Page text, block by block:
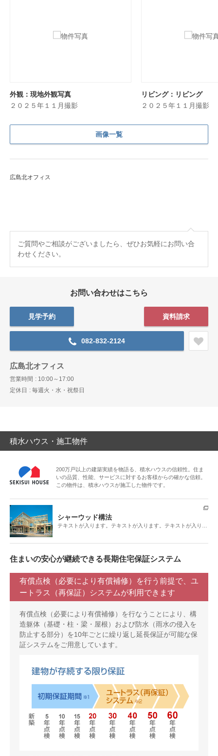
外観：現地外観写真
２０２５年１１月撮影
リビング：リビング
２０２５年１１月撮影
画像一覧
広島北オフィス
ご質問やご相談がございましたら、ぜひお気軽にお問い合
わせください。
お問い合わせはこちら
見学予約 資料請求
082-832-2124
広島北オフィス
営業時間
10:00～17:00
定休日
毎週火・水・祝祭日
積水ハウス・施工物件
200万戸以上の建築実績を物語る、積水ハウスの信頼性。住ま
いの品質、性能、サービスに対するお客様からの確かな信頼。
この物件は、積水ハウスが施工した物件です。
シャーウッド構法
テキストが入ります。テキストが入ります。テキストが入り…
住まいの安心が継続できる長期住宅保証システム
有償点検（必要により有償補修）を行う前提で、ユ
ートラス（再保証）システムが利用できます
有償点検（必要により有償補修）を行なうことにより、構
造躯体（基礎・柱・梁・屋根）および防水（雨水の侵入を
防止する部分）を10年ごとに繰り返し延長保証が可能な保
証システムをご用意しています。